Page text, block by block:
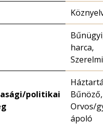
harca,
politikai
Bűnöző,
Orvos/
ápoló